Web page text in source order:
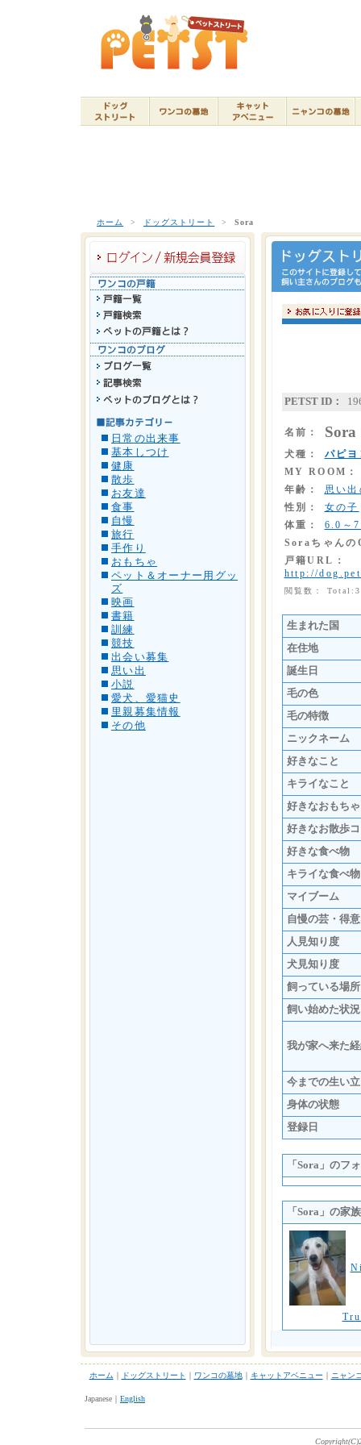
ホーム > ドッグストリート > Sora
日常の出来事
基本しつけ
健康
散歩
お友達
食事
自慢
旅行
手作り
おもちゃ
ペット＆オーナー用グッ
ズ
映画
書籍
訓練
競技
出会い募集
思い出
小説
愛犬、愛猫史
里親募集情報
その他
PETST ID：
名前： Sora
犬種：
パピヨ
MY ROOM：
年齢：
思い
性別：
女の子
体重：
6.0～
Soraちゃんの
戸籍URL：
http://
閲覧数：
生まれた国
在住地
誕生日
毛の色
毛の特徴
ニックネーム
好きなこと
キライなこと
好きなおもちゃ
好きなお散歩
好きな食べ物
キライな食べ物
マイブーム
自慢の芸・得
人見知り度
犬見知り度
飼っている場所
飼い始めた状況
我が家へ来た
今までの生い
身体の状態
登録日
「Sora」のフ
「Sora」の家族
Tru
ホーム ｜ ドッグストリート ｜ ワンコの墓地｜ キャットアベニュー ｜ ニャン
Japanese｜ English